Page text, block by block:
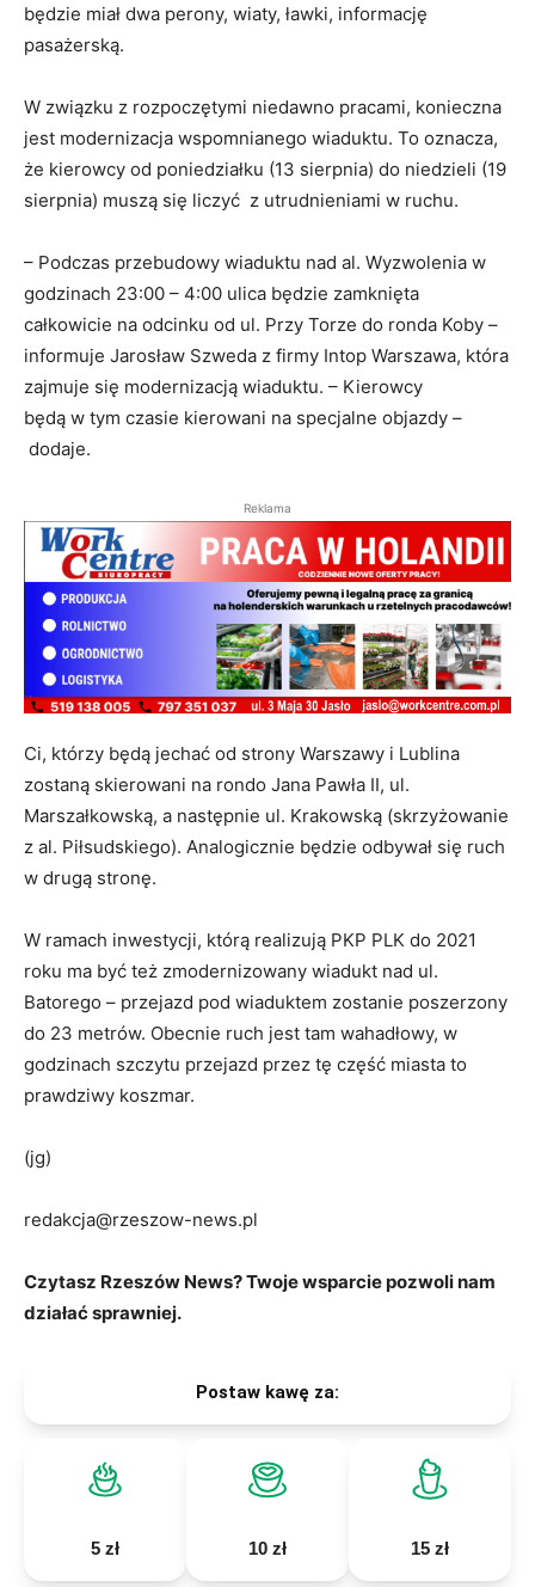
będzie miał dwa perony, wiaty, ławki, informację
pasażerską.
W związku z rozpoczętymi niedawno pracami, konieczna
jest modernizacja wspomnianego wiaduktu. To oznacza,
że kierowcy od poniedziałku (13 sierpnia) do niedzieli (19
sierpnia) muszą się liczyć z utrudnieniami w ruchu.
– Podczas przebudowy wiaduktu nad al. Wyzwolenia w
godzinach 23:00 – 4:00 ulica będzie zamknięta
całkowicie na odcinku od ul. Przy Torze do ronda Koby –
informuje Jarosław Szweda z firmy Intop Warszawa, która
zajmuje się modernizacją wiaduktu. – Kierowcy
będą w tym czasie kierowani na specjalne objazdy –
dodaje.
Reklama
Ci, którzy będą jechać od strony Warszawy i Lublina
zostaną skierowani na rondo Jana Pawła II, ul.
Marszałkowską, a następnie ul. Krakowską (skrzyżowanie
z al. Piłsudskiego). Analogicznie będzie odbywał się ruch
w drugą stronę.
W ramach inwestycji, którą realizują PKP PLK do 2021
roku ma być też zmodernizowany wiadukt nad ul.
Batorego – przejazd pod wiaduktem zostanie poszerzony
do 23 metrów. Obecnie ruch jest tam wahadłowy, w
godzinach szczytu przejazd przez tę część miasta to
prawdziwy koszmar.
(jg)
redakcja@rzeszow-news.pl
Czytasz Rzeszów News? Twoje wsparcie pozwoli nam
działać sprawniej.
Postaw kawę za:
5 zł 10 zł 15 zł